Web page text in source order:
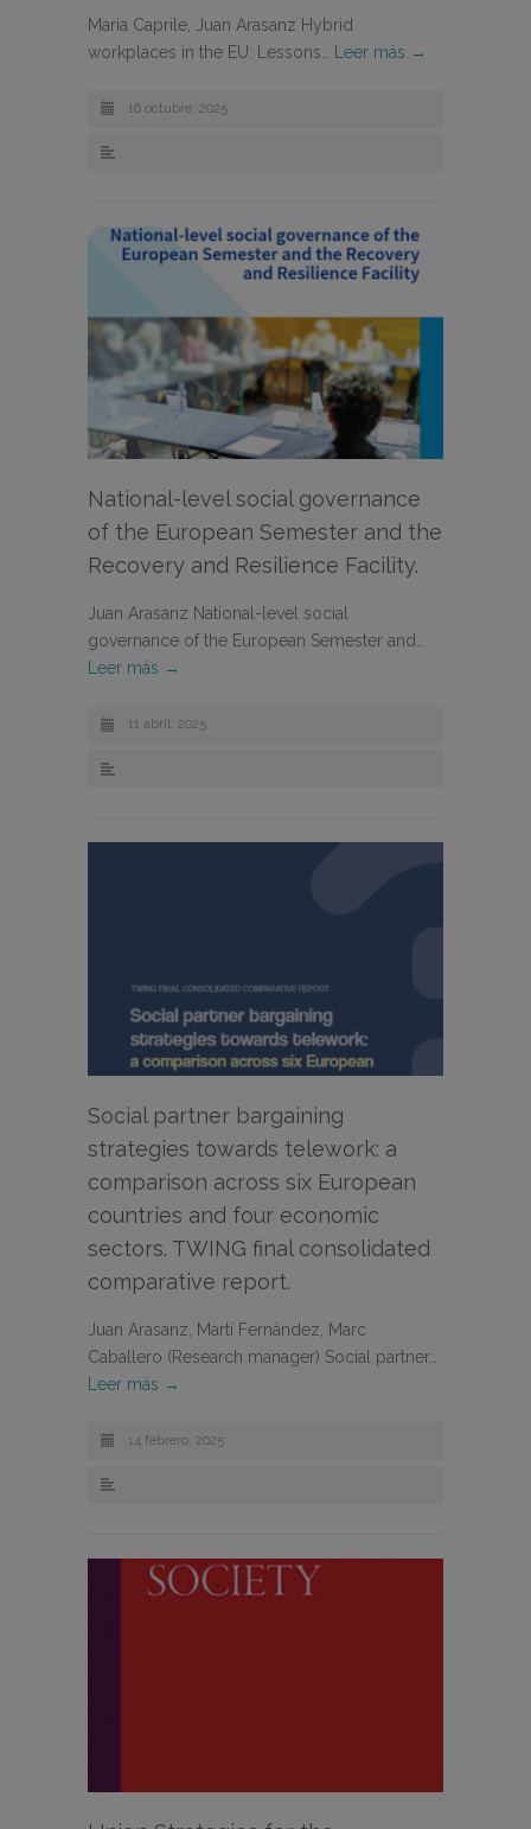
Maria Caprile, Juan Arasanz Hybrid
workplaces in the EU: Lessons… Leer más →
16 octubre, 2025
National-level social governance
of the European Semester and the
Recovery and Resilience Facility.
Juan Arasanz National-level social
governance of the European Semester and…
Leer más →
11 abril, 2025
Social partner bargaining
strategies towards telework: a
comparison across six European
countries and four economic
sectors. TWING final consolidated
comparative report.
Juan Arasanz, Martí Fernández, Marc
Caballero (Research manager) Social partner…
Leer más →
14 febrero, 2025